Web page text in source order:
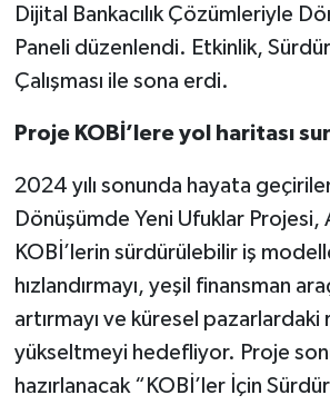
Dijital Bankacılık Çözümleriyle
Paneli düzenlendi. Etkinlik,
Çalışması ile sona erdi.
Proje KOBİ’lere yol haritası
2024 yılı sonunda hayata
Dönüşümde Yeni Ufuklar Projesi,
KOBİ’lerin sürdürülebilir iş
hızlandırmayı, yeşil finansman
artırmayı ve küresel
yükseltmeyi hedefliyor. Proje
hazırlanacak “KOBİ’ler İçin